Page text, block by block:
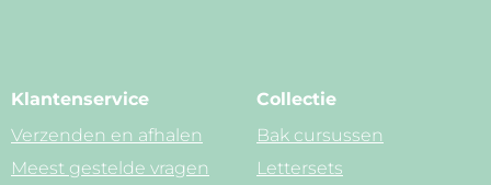
Klantenservice
Verzenden en afhalen
Meest gestelde vragen
Collectie
Bak cursussen
Lettersets